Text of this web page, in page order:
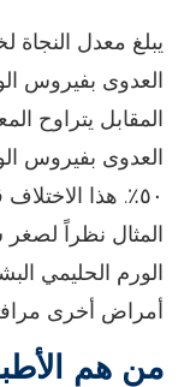
يبلغ معدل
المقابل يتراوح
٥٠٪. هذا
المثال نظراً
الورم الحليمي
أمراض أخرى
من هم